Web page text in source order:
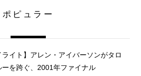
ポピュラー
ライト】アレン・アイバーソンがタロ
ーを跨ぐ、2001年ファイナル